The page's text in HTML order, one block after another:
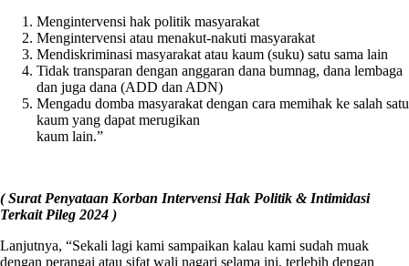
Mengintervensi hak politik masyarakat
Mengintervensi atau menakut-nakuti masyarakat
Mendiskriminasi masyarakat atau kaum (suku) satu sama lain
Tidak transparan dengan anggaran dana bumnag, dana lembaga
dan juga dana (ADD dan ADN)
Mengadu domba masyarakat dengan cara memihak ke salah satu
kaum yang dapat merugikan
kaum lain.”
( Surat Penyataan Korban Intervensi Hak Politik & Intimidasi
Terkait Pileg 2024 )
Lanjutnya, “Sekali lagi kami sampaikan kalau kami sudah muak
dengan perangai atau sifat wali nagari selama ini, terlebih dengan